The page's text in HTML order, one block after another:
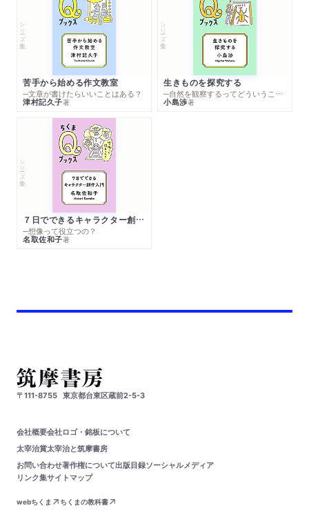
シリーズ・全集
苦手から始める作文教室
─文章が書けたらいいことはある？
津村記久子著
シリーズ・全集
生きものを探究する
─自然を観察するってどういうこと？
小島渉著
シリーズ・全集
７日でできるキャラクター創作入門
─想像って役立つの？
名取佐和子著
〒111-8755 東京都台東区蔵前2-5-3
会社概要会社ロゴ・銘板について
太宰治賞太宰治と筑摩書房
お問い合わせ著作権について出版目録ソーシャルメディア
リンク集サイトマップ
webちくま ちくまの教科書